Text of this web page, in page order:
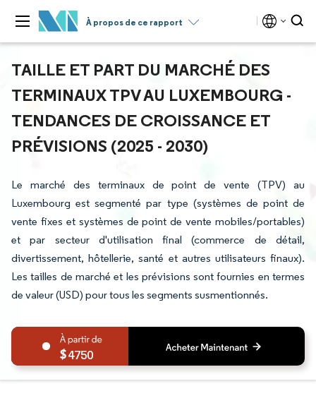
À propos de ce rapport
TAILLE ET PART DU MARCHÉ DES
TERMINAUX TPV AU LUXEMBOURG -
TENDANCES DE CROISSANCE ET
PRÉVISIONS (2025 - 2030)
Le marché des terminaux de point de vente (TPV) au
Luxembourg est segmenté par type (systèmes de point de
vente fixes et systèmes de point de vente mobiles/portables)
et par secteur d'utilisation final (commerce de détail,
divertissement, hôtellerie, santé et autres utilisateurs finaux).
Les tailles de marché et les prévisions sont fournies en termes
de valeur (USD) pour tous les segments susmentionnés.
4750